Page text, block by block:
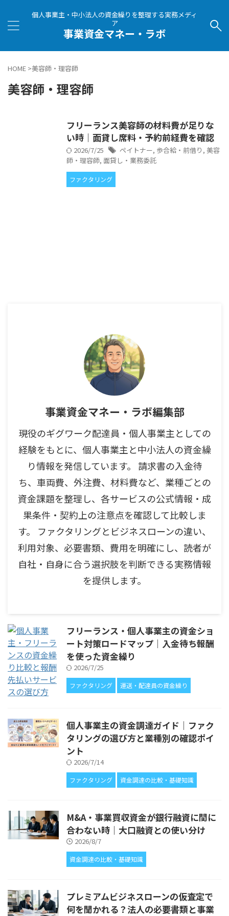
個人事業主・中小法人の資金繰りを整理する実務メディ
ア
事業資金マネー・ラボ
HOME >美容師・理容師
美容師・理容師
フリーランス美容師の材料費が足りな
い時｜面貸し席料・予約前経費を確認
2026/7/25 ペイトナー, 歩合給・前借り , 美容
師・理容師, 面貸し・業務委託
ファクタリング
事業資金マネー・ラボ編集部
現役のギグワーク配達員・個人事業主としての
経験をもとに、個人事業主と中小法人の資金繰
り情報を発信しています。 請求書の入金待
ち、車両費、外注費、材料費など、業種ごとの
資金課題を整理し、各サービスの公式情報・成
果条件・契約上の注意点を確認して比較しま
す。 ファクタリングとビジネスローンの違い、
利用対象、必要書類、費用を明確にし、読者が
自社・自身に合う選択肢を判断できる実務情報
を提供します。
フリーランス・個人事業主の資金ショ
ート対策ロードマップ｜入金待ち報酬
を使った資金繰り
2026/7/25
ファクタリング 運送・配達員の資金繰り
個人事業主の資金調達ガイド｜ファク
タリングの選び方と業種別の確認ポイ
ント
2026/7/14
ファクタリング 資金調達の比較・基礎知識
M&A・事業買収資金が銀行融資に間に
合わない時｜大口融資との使い分け
2026/8/7
資金調達の比較・基礎知識
プレミアムビジネスローンの仮査定で
何を聞かれる？法人の必要書類と事業